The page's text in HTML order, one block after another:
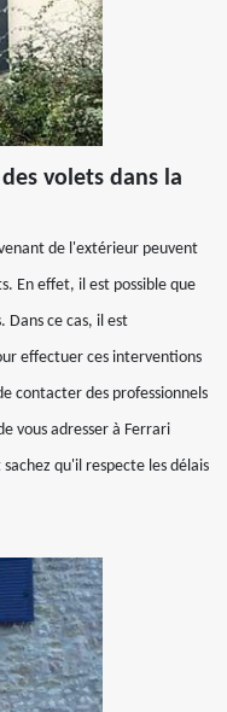
volets dans la
de l'extérieur peuvent
En effet, il est possible que
ce cas, il est
effectuer ces interventions
contacter des professionnels
vous adresser à Ferrari
qu'il respecte les délais